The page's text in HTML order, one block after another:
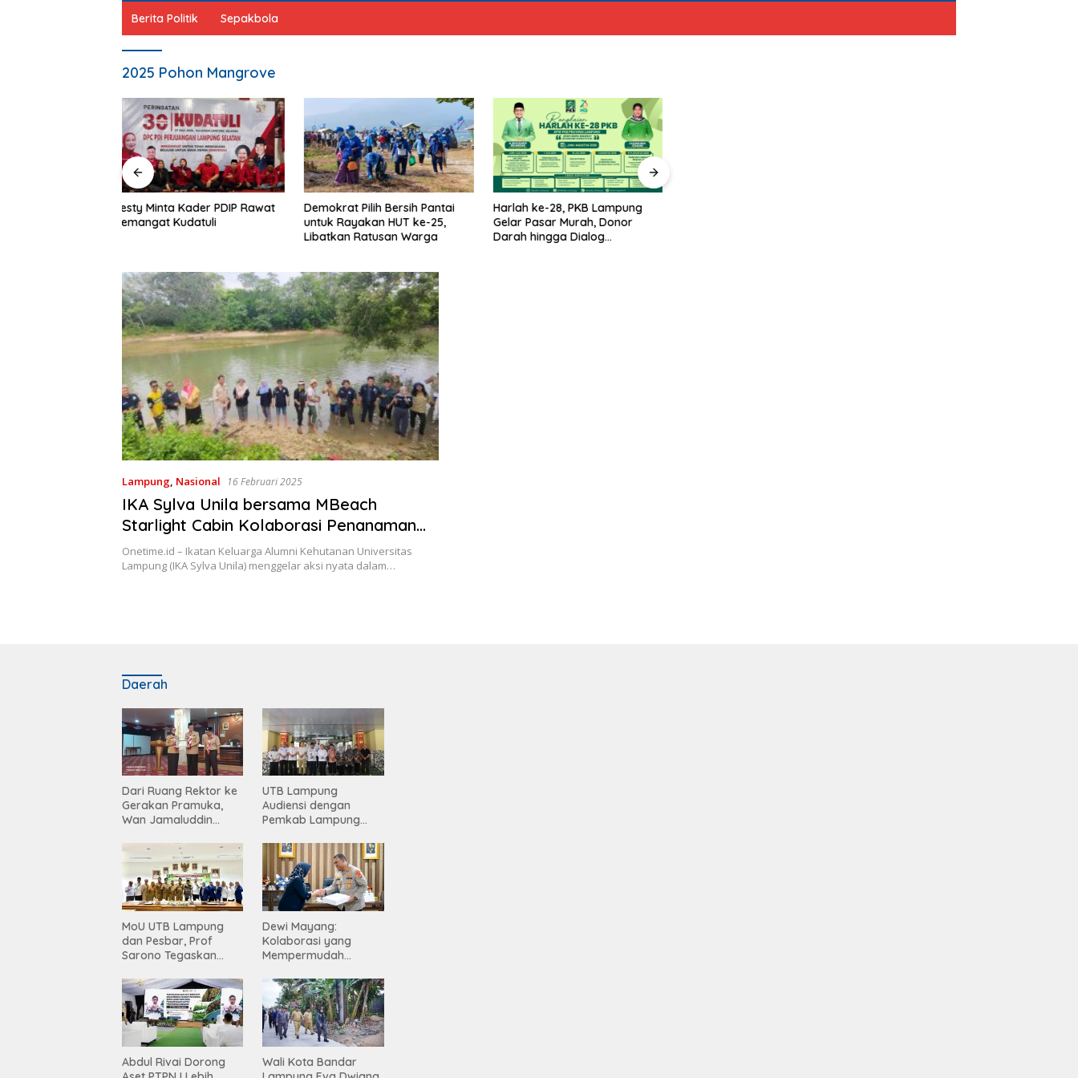
Berita Politik Sepakbola
2025 Pohon Mangrove
Demokrat Pilih Bersih Pantai
untuk Rayakan HUT ke-25,
Harlah ke-28, PKB Lampung
Gelar Pasar Murah, Donor
Darah hingga Dialog
Gubernur Lampung Hadiri
Musda Demokrat Bersama
Elite Parpol
Lampung Nasional 16 Februari 2025
IKA Sylva Unila bersama MBeach
Starlight Cabin Kolaborasi Penanaman
2.025 Bibit Mangrove
Onetime.id – Ikatan Keluarga Alumni Kehutanan Universitas
Lampung (IKA Sylva Unila) menggelar aksi nyata dalam…
Daerah
Dari Ruang Rektor ke
Gerakan Pramuka,
Wan Jamaluddin
Karakter Generasi
Muda
UTB Lampung
Audiensi dengan
Pemkab Lampung
Tingkatkan Akses
Pendidikan Tinggi
MoU UTB Lampung
dan Pesbar, Prof
Sarono Tegaskan
Berdampak bagi
Masyarakat
Dewi Mayang:
Kolaborasi yang
Mempermudah
Keadilan Harus Terus
Dilanjutkan
Abdul Rivai Dorong
Wali Kota Bandar